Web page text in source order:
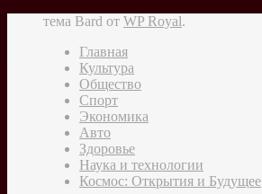
тема Bard от WP Royal.
Главная
Культура
Общество
Спорт
Экономика
Авто
Здоровье
Наука и технологии
Космос: Открытия и Будущее